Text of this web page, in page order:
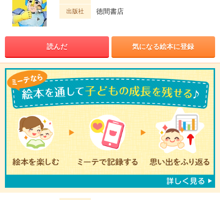
出版社 徳間書店
読んだ 気になる絵本に登録